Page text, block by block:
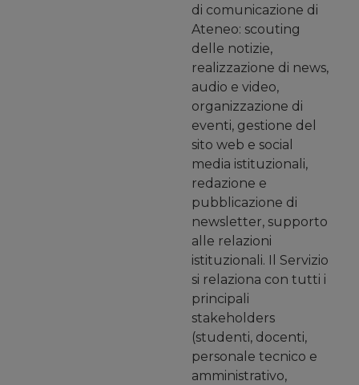
di comunicazione di
Ateneo: scouting
delle notizie,
realizzazione di news,
audio e video,
organizzazione di
eventi, gestione del
sito web e social
media istituzionali,
redazione e
pubblicazione di
newsletter, supporto
alle relazioni
istituzionali. Il Servizio
si relaziona con tutti i
principali
stakeholders
(studenti, docenti,
personale tecnico e
amministrativo,